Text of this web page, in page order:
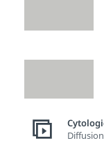
Diffusion